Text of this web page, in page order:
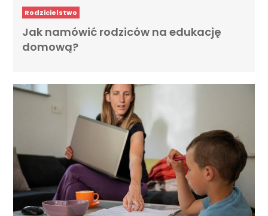
Rodzicielstwo
Jak namówić rodziców na edukację
domową?